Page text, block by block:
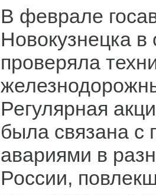
В феврале
Новокузнецка в
проверяла
Регулярная
была связана с
авариями в
России,